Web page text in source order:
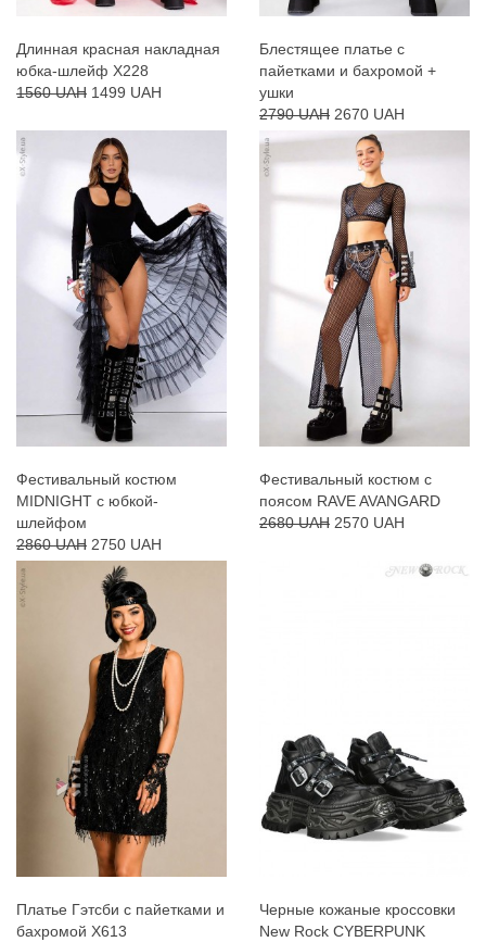
Длинная красная накладная
юбка-шлейф X228
1560 UAH 1499 UAH
Блестящее платье с
пайетками и бахромой +
ушки
2790 UAH 2670 UAH
Фестивальный костюм
MIDNIGHT с юбкой-
шлейфом
2860 UAH 2750 UAH
Фестивальный костюм с
поясом RAVE AVANGARD
2680 UAH 2570 UAH
Платье Гэтсби с пайетками и
бахромой X613
Черные кожаные кроссовки
New Rock CYBERPUNK